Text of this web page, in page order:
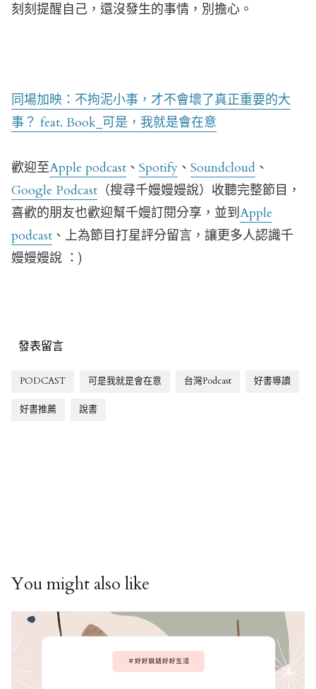
刻刻提醒自己，還沒發生的事情，別擔心。
同場加映：不拘泥小事，才不會壞了真正重要的大
事？ feat. Book_可是，我就是會在意
歡迎至Apple podcast 、 Spotify 、 Soundcloud 、
Google Podcast （搜尋千嫚嫚嫚說）收聽完整節目，
喜歡的朋友也歡迎幫千嫚訂閱分享，並到Apple
podcast 、上為節目打星評分留言，讓更多人認識千
嫚嫚嫚說 ：)
發表留言
PODCAST 可是我就是會在意 台灣Podcast 好書導讀
好書推薦 說書
You might also like